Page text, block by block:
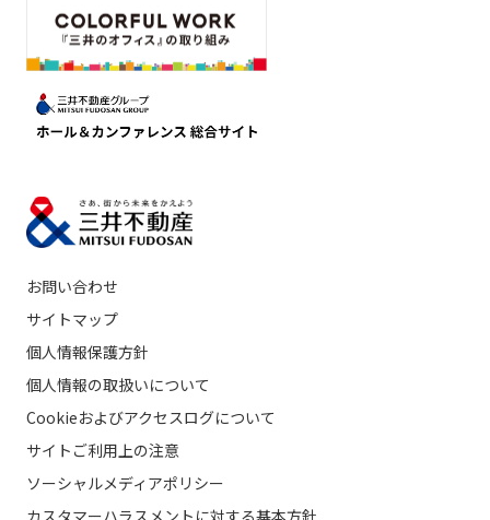
お問い合わせ
サイトマップ
個人情報保護方針
個人情報の取扱いについて
Cookieおよびアクセスログについて
サイトご利用上の注意
ソーシャルメディアポリシー